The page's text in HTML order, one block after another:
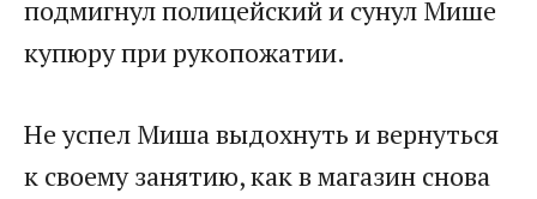
подмигнул полицейский и сунул Мише
купюру при рукопожатии.
Не успел Миша выдохнуть и вернуться
к своему занятию, как в магазин снова